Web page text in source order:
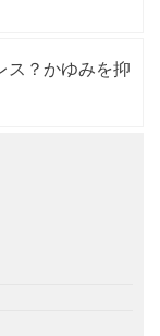
ス？かゆみを抑